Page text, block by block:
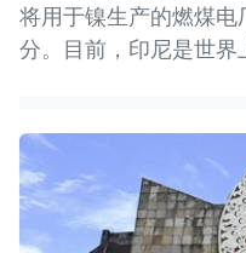
将用于镍生产的燃煤
分。目前，印尼是世界